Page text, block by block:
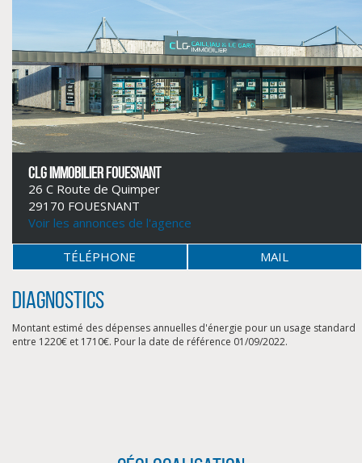
CLIQUER ICI POUR AGRANDIR
CLG IMMOBILIER FOUESNANT
26 C Route de Quimper
29170 FOUESNANT
Voir les annonces de l'agence
TÉLÉPHONE MAIL
Diagnostics
Montant estimé des dépenses annuelles d'énergie pour un usage standard
entre 1220€ et 1710€. Pour la date de référence 01/09/2022.